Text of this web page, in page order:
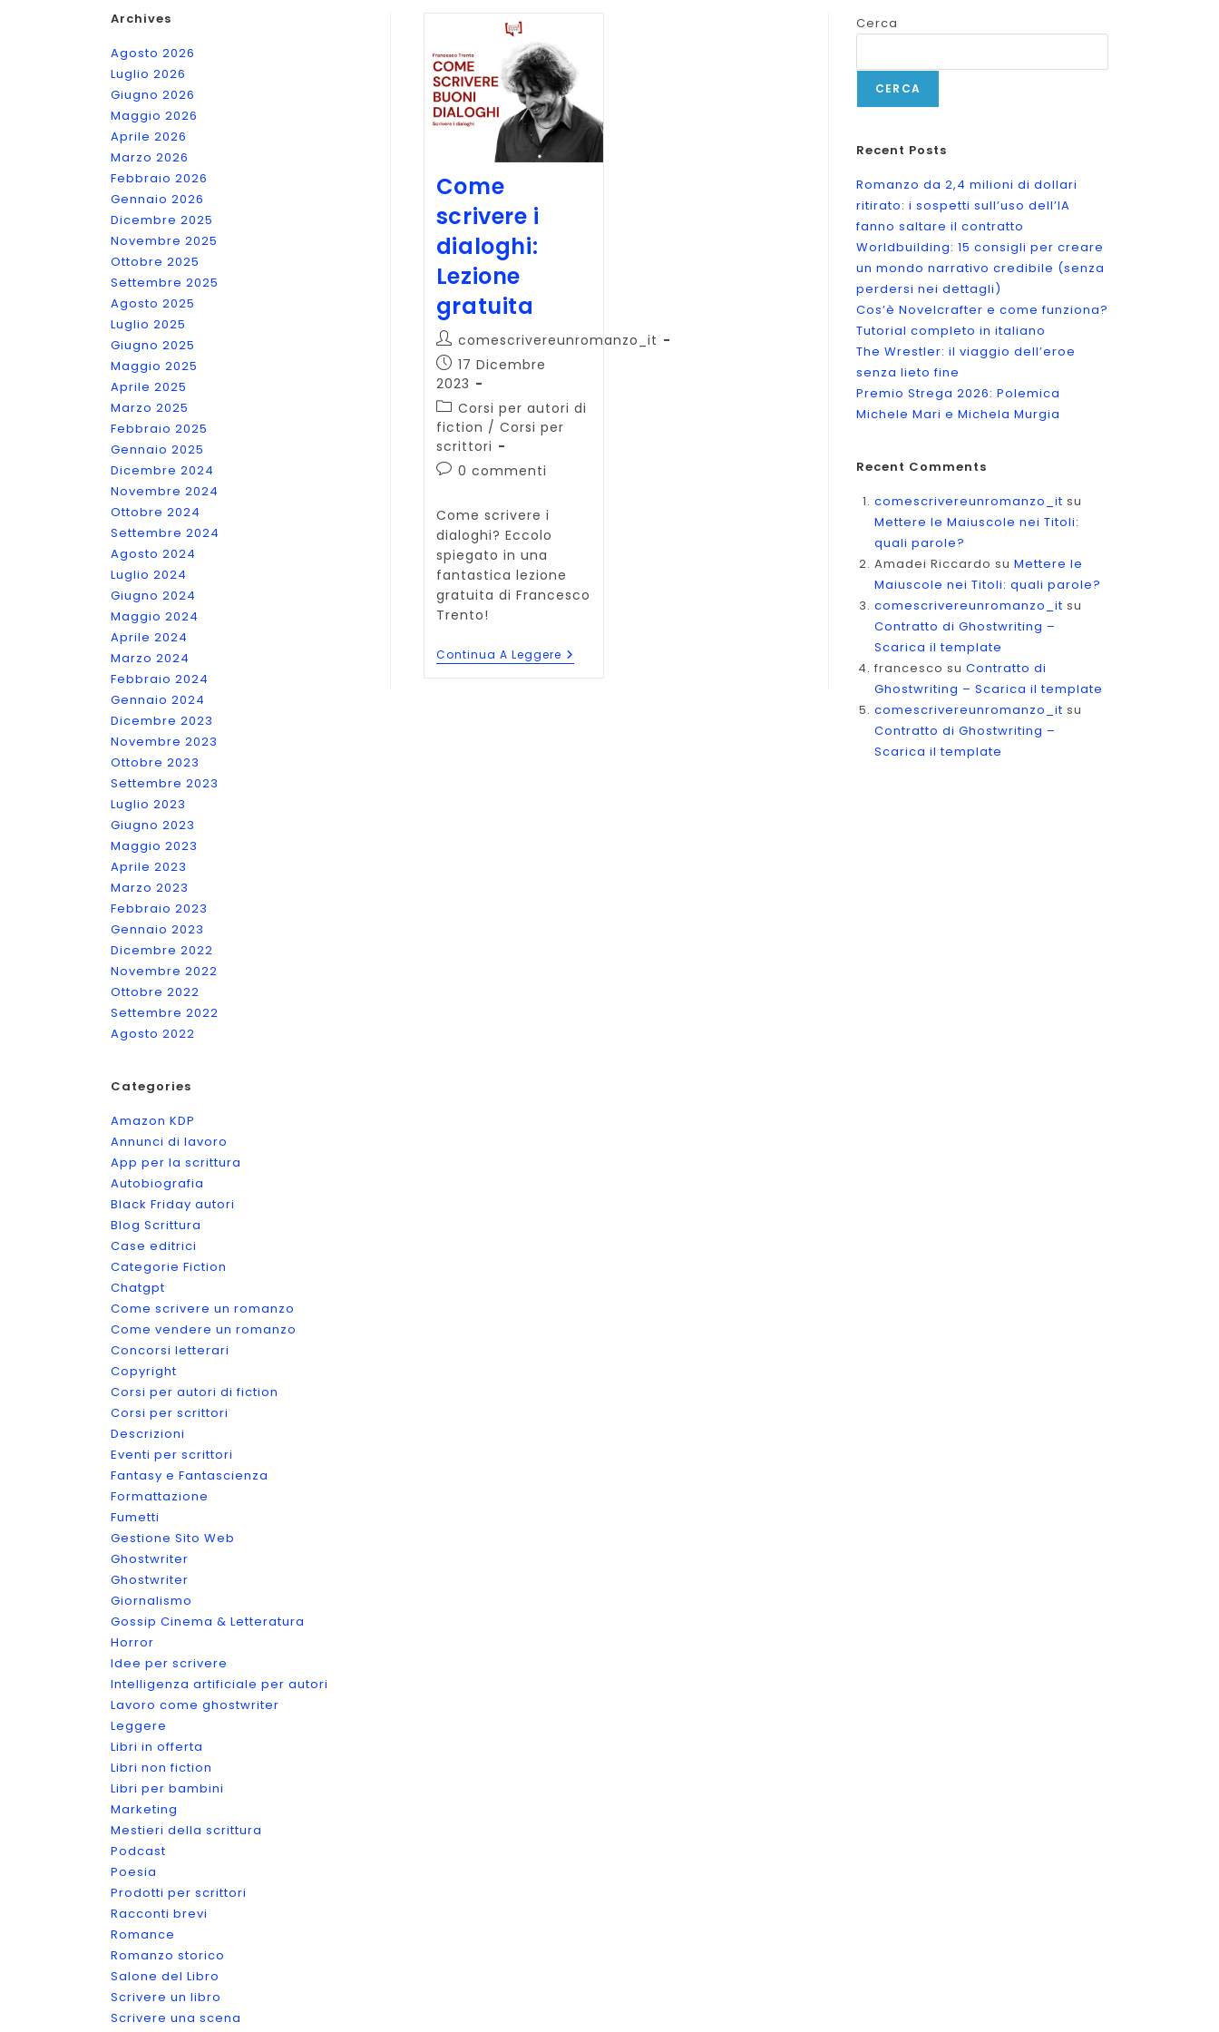
Come
scrivere i
dialoghi:
Lezione
gratuita
Autore
dell'articolo:
comescrivereunromanzo_it
Articolo
pubblicato:
17 Dicembre
2023
Categoria
dell'articolo:
Corsi per autori di
fiction / Corsi per
scrittori
Commenti
0 commenti
Come scrivere i
dialoghi? Eccolo
spiegato in una
fantastica lezione
gratuita di Francesco
Trento!
Continua A LeggereCome
Scrivere
Archives
Agosto 2026
Luglio 2026
Giugno 2026
Maggio 2026
Aprile 2026
Marzo 2026
Febbraio 2026
Gennaio 2026
Dicembre 2025
Novembre 2025
Ottobre 2025
Settembre 2025
Agosto 2025
Luglio 2025
Giugno 2025
Maggio 2025
Aprile 2025
Marzo 2025
Febbraio 2025
Gennaio 2025
Dicembre 2024
Novembre 2024
Ottobre 2024
Settembre 2024
Agosto 2024
Luglio 2024
Giugno 2024
Maggio 2024
Aprile 2024
Marzo 2024
Febbraio 2024
Gennaio 2024
Dicembre 2023
Novembre 2023
Ottobre 2023
Settembre 2023
Luglio 2023
Giugno 2023
Maggio 2023
Aprile 2023
Marzo 2023
Febbraio 2023
Gennaio 2023
Dicembre 2022
Novembre 2022
Ottobre 2022
Settembre 2022
Agosto 2022
Categories
Amazon KDP
Annunci di lavoro
App per la scrittura
Autobiografia
Black Friday autori
Blog Scrittura
Case editrici
Categorie Fiction
Chatgpt
Come scrivere un romanzo
Come vendere un romanzo
Concorsi letterari
Copyright
Corsi per autori di fiction
Corsi per scrittori
Descrizioni
Eventi per scrittori
Fantasy e Fantascienza
Formattazione
Fumetti
Gestione Sito Web
Ghostwriter
Ghostwriter
Giornalismo
Gossip Cinema & Letteratura
Horror
Idee per scrivere
Intelligenza artificiale per autori
Lavoro come ghostwriter
Leggere
Libri in offerta
Libri non fiction
Libri per bambini
Marketing
Mestieri della scrittura
Podcast
Poesia
Prodotti per scrittori
Racconti brevi
Romance
Romanzo storico
Salone del Libro
Scrivere un libro
Scrivere una scena
Cerca
CERCA
Recent Posts
Romanzo da 2,4 milioni di dollari
ritirato: i sospetti sull’uso dell’IA
fanno saltare il contratto
Worldbuilding: 15 consigli per creare
un mondo narrativo credibile (senza
perdersi nei dettagli)
Cos’è Novelcrafter e come funziona?
Tutorial completo in italiano
The Wrestler: il viaggio dell’eroe
senza lieto fine
Premio Strega 2026: Polemica
Michele Mari e Michela Murgia
Recent Comments
comescrivereunromanzo_it su
Mettere le Maiuscole nei Titoli:
quali parole?
Amadei Riccardo su Mettere le
Maiuscole nei Titoli: quali parole?
comescrivereunromanzo_it su
Contratto di Ghostwriting –
Scarica il template
francesco su Contratto di
Ghostwriting – Scarica il template
comescrivereunromanzo_it su
Contratto di Ghostwriting –
Scarica il template